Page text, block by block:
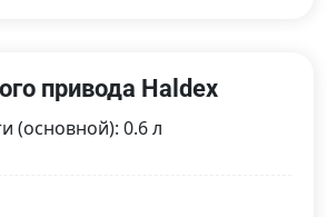
привода Haldex
(основной): 0.6 л